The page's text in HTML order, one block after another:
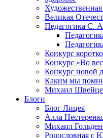
Великая
Педагогика С.
Конкурс
Конкурс «Во
Конкурс новой
Каким мы
Михаил
Блоги
Блог Лицея
Алла
Михаил
Родословная с